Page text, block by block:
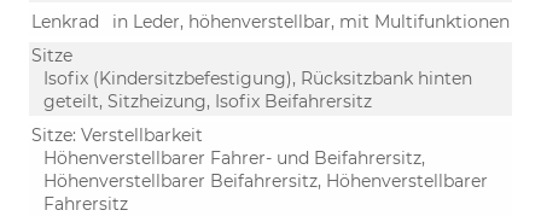
Lenkrad
in Leder, höhenverstellbar, mit Multifunktionen
Sitze
Isofix (Kindersitzbefestigung), Rücksitzbank hinten
geteilt, Sitzheizung, Isofix Beifahrersitz
Sitze: Verstellbarkeit
Höhenverstellbarer Fahrer- und Beifahrersitz,
Höhenverstellbarer Beifahrersitz, Höhenverstellbarer
Fahrersitz